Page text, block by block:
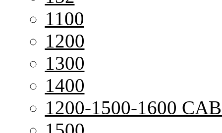
1100
1200
1300
1400
1200-1500-1600